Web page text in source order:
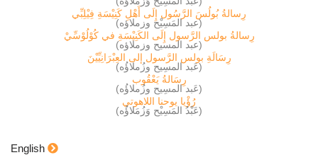
رِسالةُ بُولُسَ الرَّسُول إِلَى أَهْلِ كَنِيْسَةِ فِيْلِبِّي
(عبد المَسِيْح وزملاؤه)
رِسالةُ بولس الرَّسول إِلَى الكَنِيْسَةِ في كُوْلُوْسِّيْ
(عبد المسيح وزملاؤه)
رِسَالَةِ بولس الرَّسول إلى العِبْرَانِيِّيْنَ
(عَبد المسِيح وزُملاؤُه)
رِسَالةُ يَعْقُوب
(عَبد المسِيح وزُملاؤُه)
رُؤْيا يوحنا اللاهوتي
(عَبْدُ المَسِيْح وَزُمَلاؤُه)
English